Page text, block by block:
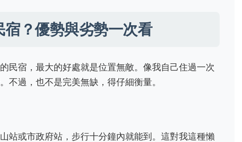
？優勢與劣勢一次看
民宿，最大的好處就是位置無敵。像我自己住過一次
不過，也不是完美無缺，得仔細衡量。
站或市政府站，步行十分鐘內就能到。這對我這種懶